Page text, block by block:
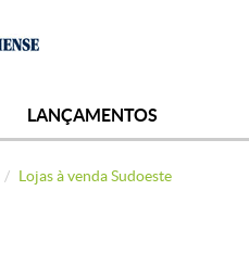
LANÇAMENTOS
Lojas à venda Sudoeste